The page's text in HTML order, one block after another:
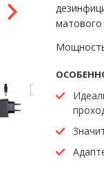
матового